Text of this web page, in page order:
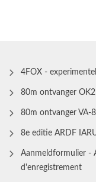
4FOX -
80m ontvanger
80m ontvanger VA-
8e editie ARDF
Aanmeldformulier -
d'enregistrement